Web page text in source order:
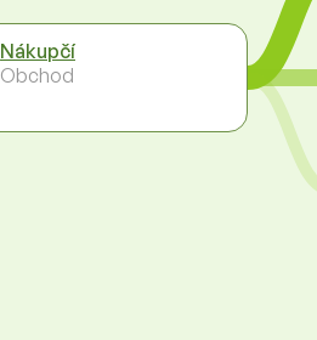
Nákupčí
Obchod